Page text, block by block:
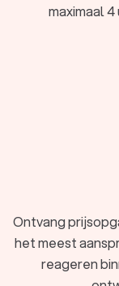
maximaal
Ontvang
het meest
reageren